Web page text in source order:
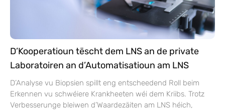
D’Kooperatioun tëscht dem LNS an de private
Laboratoiren an d’Automatisatioun am LNS
D’Analyse vu Biopsien spillt eng entscheedend Roll beim
Erkennen vu schwéiere Krankheeten wéi dem Kriibs. Trotz
Verbesserunge bleiwen d’Waardezäiten am LNS héich,